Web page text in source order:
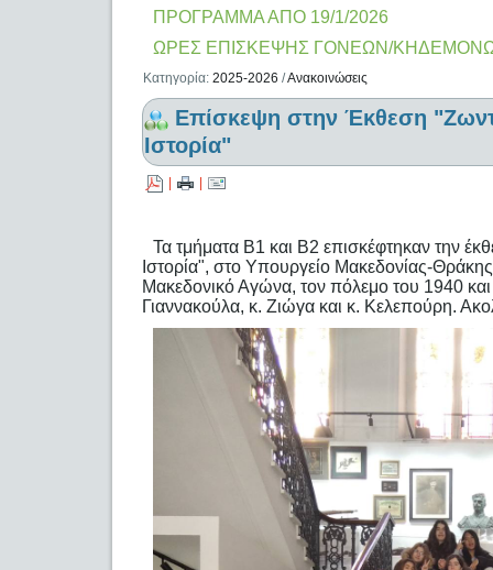
ΠΡΟΓΡΑΜΜΑ ΑΠΟ 19/1/2026
ΩΡΕΣ ΕΠΙΣΚΕΨΗΣ ΓΟΝΕΩΝ/
Κατηγορία:2025-2026 /Ανακοινώσεις
Επίσκεψη στην Έκθεση
Ιστορία"
| |
Τα τμήματα Β1 και Β2 επισκέφτηκαν την
Ιστορία", στο Υπουργείο Μακεδονίας-
Μακεδονικό Αγώνα, τον πόλεμο του 1940
Γιαννακούλα, κ. Ζιώγα και κ. Κελεπούρη.